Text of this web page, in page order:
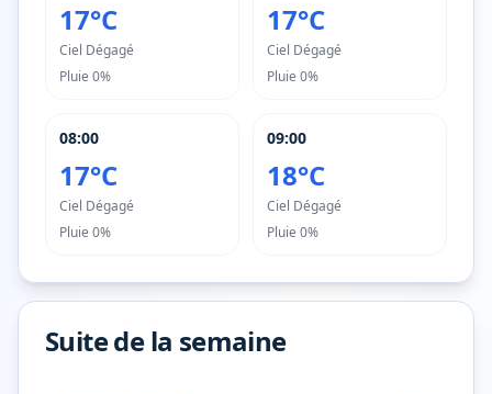
17°C
Ciel Dégagé
Pluie 0%
17°C
Ciel Dégagé
Pluie 0%
08:00
17°C
Ciel Dégagé
Pluie 0%
09:00
18°C
Ciel Dégagé
Pluie 0%
Suite de la semaine